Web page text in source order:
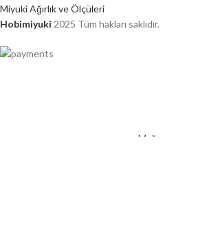
Miyuki Ağırlık ve Ölçüleri
Hobimiyuki 2025 Tüm hakları saklıdır.
Mağaza